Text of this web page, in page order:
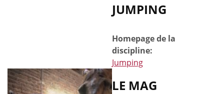
JUMPING
Homepage de la
discipline:
Jumping
LE MAG